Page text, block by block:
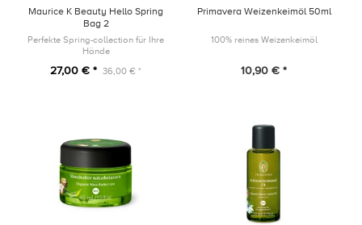
Maurice K Beauty Hello Spring
Bag 2
Perfekte Spring-collection für Ihre
Hände
27,00 € * 36,00 € *
Primavera Weizenkeimöl 50ml
100% reines Weizenkeimöl
10,90 € *